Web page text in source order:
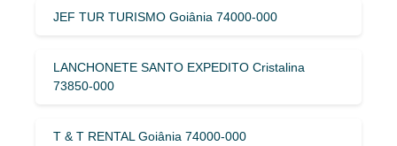
JEF TUR TURISMO Goiânia 74000-000
LANCHONETE SANTO EXPEDITO Cristalina
73850-000
T & T RENTAL Goiânia 74000-000